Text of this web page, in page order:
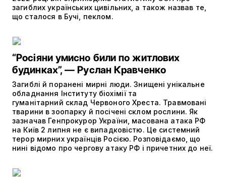
загиблих українських цивільних, а також назвав те,
що сталося в Бучі, пеклом.
“Росіяни умисно били по житлових
будинках”, — Руслан Кравченко
Загиблі й поранені мирні люди. Знищені унікальне
обладнання Інституту біохімії та
гуманітарний склад Червоного Хреста. Травмовані
тварини в зоопарку й посічені склом рослини. Як
зазначав Генпрокурор України, масована атака РФ
на Київ 2 липня не є випадковістю. Це системний
терор мирних українців Росією. Розповідаємо, що
нині відомо про чергову атаку РФ і причетних до неї.